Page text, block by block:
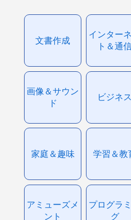
文書作成
インター
ト＆通
画像＆サウン
ド
ビジネス
家庭＆趣味 学習＆教
アミューズメ
ント
プログラ
グ